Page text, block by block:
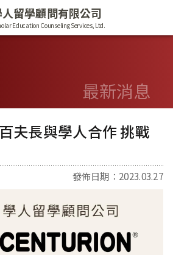
留學顧問有限公司
Education Counseling Services, Ltd.
最新消息
夫長與學人合作 挑戰
發佈日期：2023.03.27